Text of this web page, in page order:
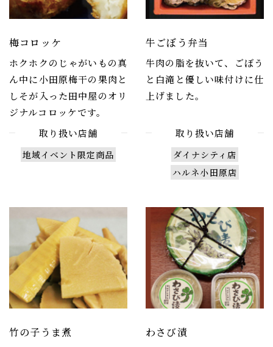
梅コロッケ
ホクホクのじゃがいもの真
ん中に小田原梅干の果肉と
しそが入った田中屋のオリ
ジナルコロッケです。
取り扱い店舗
地域イベント限定商品
牛ごぼう弁当
牛肉の脂を抜いて、ごぼう
と白滝と優しい味付けに仕
上げました。
取り扱い店舗
ダイナシティ店
ハルネ小田原店
竹の子うま煮 わさび漬